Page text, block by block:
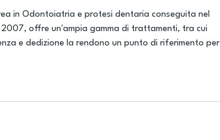
in Odontoiatria e protesi dentaria conseguita nel
offre un'ampia gamma di trattamenti, tra cui
e dedizione la rendono un punto di riferimento per